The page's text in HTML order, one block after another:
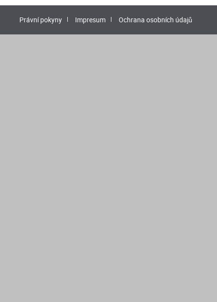
Právní pokyny Impresum Ochrana osobních údajů